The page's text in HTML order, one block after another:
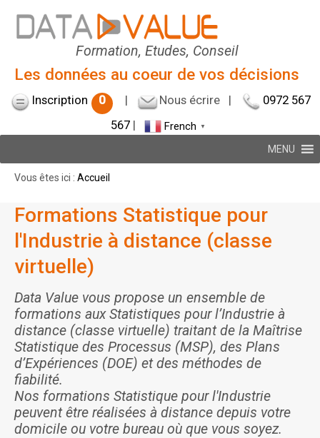
Formation, Etudes, Conseil
Les données au coeur de vos décisions
Inscription 0 | Nous écrire |
0972 567
567 | French ▼
MENU
Vous êtes ici : Accueil
Formations Statistique pour
l'Industrie à distance (classe
virtuelle)
Data Value vous propose un ensemble de
formations aux Statistiques pour l’Industrie à
distance (classe virtuelle) traitant de la Maîtrise
Statistique des Processus (MSP), des Plans
d’Expériences (DOE) et des méthodes de
fiabilité.
Nos formations Statistique pour l'Industrie
peuvent être réalisées à distance depuis votre
domicile ou votre bureau où que vous soyez.